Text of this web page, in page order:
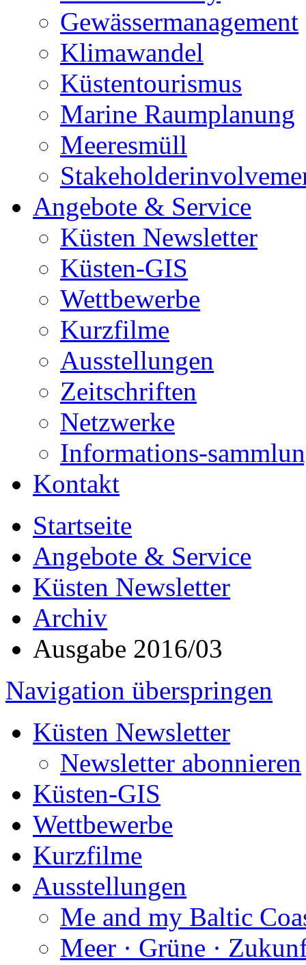
Gewässermanagement
Klimawandel
Küstentourismus
Marine Raumplanung
Meeresmüll
Angebote & Service
Küsten Newsletter
Küsten-GIS
Wettbewerbe
Kurzfilme
Ausstellungen
Zeitschriften
Netzwerke
Informations-
Kontakt
Startseite
Angebote & Service
Küsten Newsletter
Archiv
Ausgabe 2016/03
Navigation überspringen
Küsten Newsletter
Newsletter abonnieren
Küsten-GIS
Wettbewerbe
Kurzfilme
Ausstellungen
Me and my Baltic
Meer · Grüne ·